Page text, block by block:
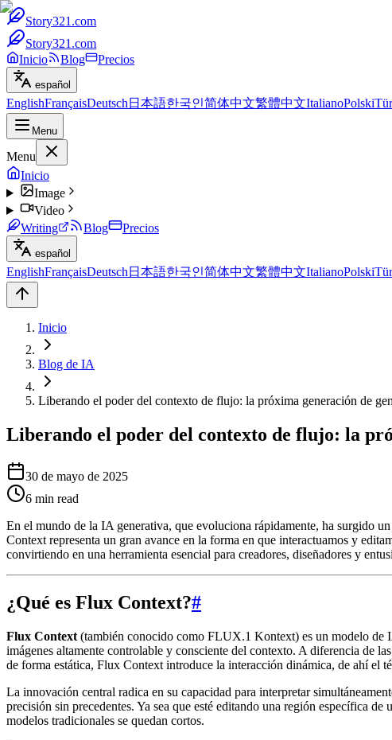
Story321.com
Story321.com
Inicio
Blog Precios
español
EnglishFrançaisDeutsch 日本語한국인简体中文繁體中文ItalianoPolski
Menu
Menu
Inicio
Image
Video
Writing
Blog Precios
español
EnglishFrançaisDeutsch 日本語한국인简体中文繁體中文ItalianoPolski
Inicio
Blog de IA
Liberando el poder del contexto de flujo: la próxima generación de
Liberando el poder del contexto de flujo: la
30 de mayo de 2025
6 min read
En el mundo de la IA generativa, que evoluciona rápidamente, ha surgido
Context representa un gran avance en la forma en que interactuamos y
convirtiendo en una herramienta esencial para creadores, diseñadores y
¿Qué es Flux Context?#
Flux Context (también conocido como FLUX.1 Kontext) es un modelo de
imágenes altamente controlable y consciente del contexto. A diferencia de
de forma estática, Flux Context introduce la interacción dinámica, de ahí el
La innovación central radica en su capacidad para interpretar
precisión sin precedentes. Ya sea que esté editando una región específica
modelos tradicionales se quedan cortos.